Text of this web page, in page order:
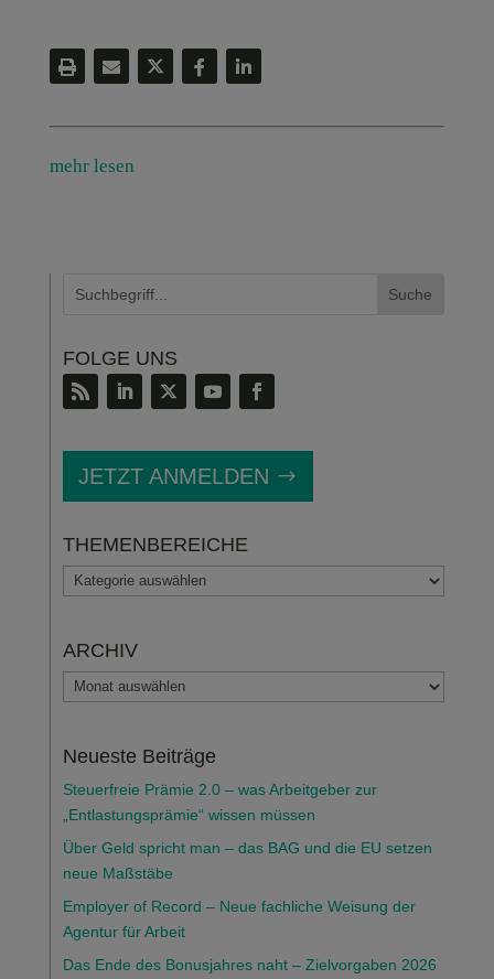
mehr lesen
FOLGE UNS
JETZT ANMELDEN
THEMENBEREICHE
THEMENBEREICHE
ARCHIV
ARCHIV
Neueste Beiträge
Steuerfreie Prämie 2.0 – was Arbeitgeber zur
„Entlastungsprämie“ wissen müssen
Über Geld spricht man – das BAG und die EU setzen
neue Maßstäbe
Employer of Record – Neue fachliche Weisung der
Agentur für Arbeit
Das Ende des Bonusjahres naht – Zielvorgaben 2026